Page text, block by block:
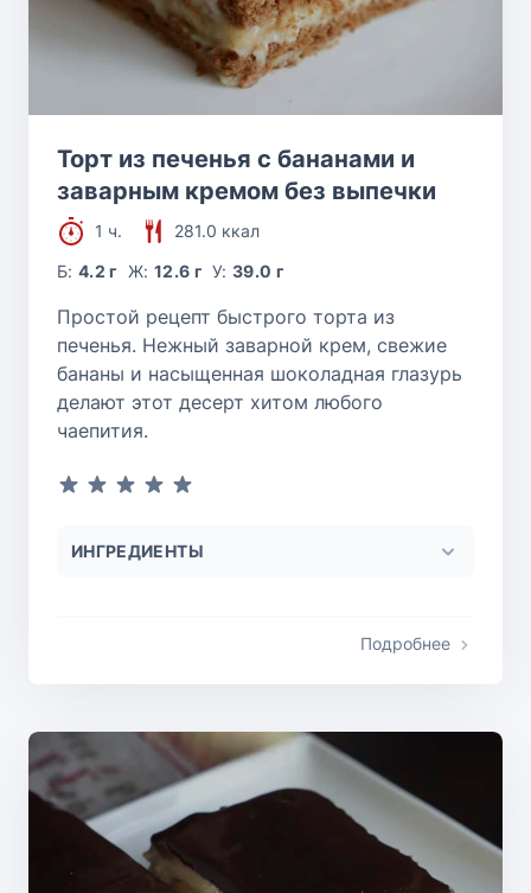
Торт из печенья с бананами и
заварным кремом без выпечки
1 ч.
281.0 ккал
Б:4.2 г Ж: 12.6 г У:39.0 г
Простой рецепт быстрого торта из
печенья. Нежный заварной крем, свежие
бананы и насыщенная шоколадная глазурь
делают этот десерт хитом любого
чаепития.
ИНГРЕДИЕНТЫ
Подробнее